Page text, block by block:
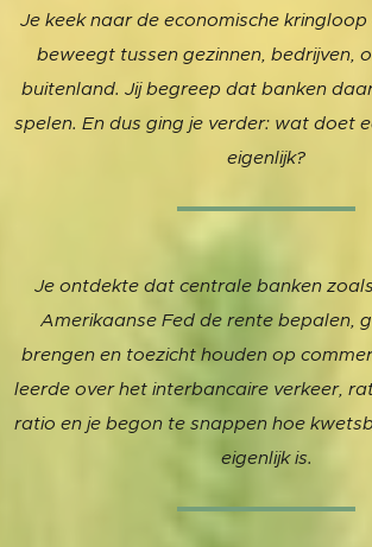
Je keek naar de economische
beweegt tussen gezinnen, bedrijven,
buitenland. Jij begreep dat banken
spelen. En dus ging je verder: wat doet
eigenlijk?
Je ontdekte dat centrale banken
Amerikaanse Fed de rente bepalen,
brengen en toezicht houden op
leerde over het interbancaire verkeer,
ratio en je begon te snappen hoe
eigenlijk is.